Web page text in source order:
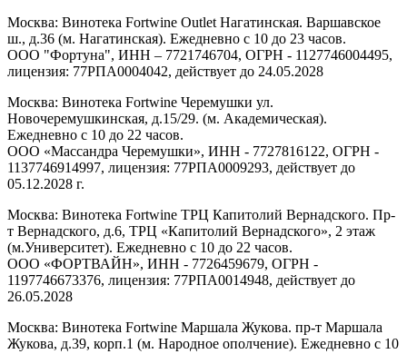
Москва: Винотека Fortwine Outlet Нагатинская. Варшавское
ш., д.36 (м. Нагатинская). Ежедневно с 10 до 23 часов.
ООО "Фортуна", ИНН – 7721746704, ОГРН - 1127746004495,
лицензия: 77РПА0004042, действует до 24.05.2028
Москва: Винотека Fortwine Черемушки ул.
Новочеремушкинская, д.15/29. (м. Академическая).
Ежедневно с 10 до 22 часов.
ООО «Массандра Черемушки», ИНН - 7727816122, ОГРН -
1137746914997, лицензия: 77РПА0009293, действует до
05.12.2028 г.
Москва: Винотека Fortwine ТРЦ Капитолий Вернадского. Пр-
т Вернадского, д.6, ТРЦ «Капитолий Вернадского», 2 этаж
(м.Университет). Ежедневно с 10 до 22 часов.
ООО «ФОРТВАЙН», ИНН - 7726459679, ОГРН -
1197746673376, лицензия: 77РПА0014948, действует до
26.05.2028
Москва: Винотека Fortwine Маршала Жукова. пр-т Маршала
Жукова, д.39, корп.1 (м. Народное ополчение). Ежедневно с 10